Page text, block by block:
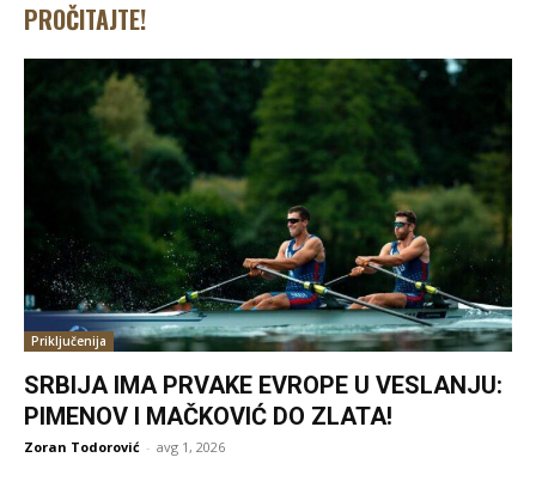
PROČITAJTE!
Priključenija
SRBIJA IMA PRVAKE EVROPE U VESLANJU:
PIMENOV I MAČKOVIĆ DO ZLATA!
Zoran Todorović - avg 1, 2026